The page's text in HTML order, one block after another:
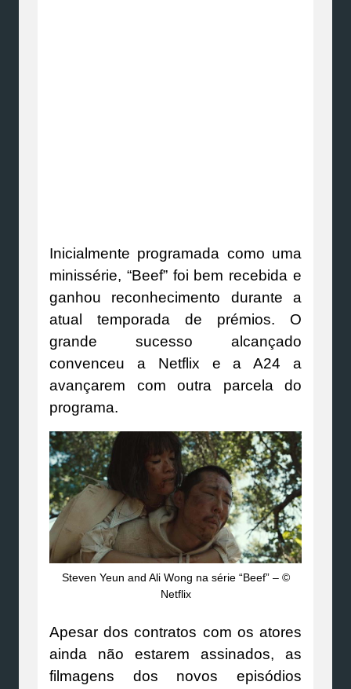
Inicialmente programada como uma
minissérie, “Beef” foi bem recebida e
ganhou reconhecimento durante a
atual temporada de prémios. O
grande sucesso alcançado
convenceu a Netflix e a A24 a
avançarem com outra parcela do
programa.
Steven Yeun and Ali Wong na série “Beef” – ©
Netflix
Apesar dos contratos com os atores
ainda não estarem assinados, as
filmagens dos novos episódios